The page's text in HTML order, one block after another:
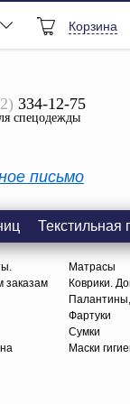
Корзина
334-12-75
спецодежды
письмо
Текстильная
заказам
Матрасы
Коврики.
Фартуки
Сумки
Маски